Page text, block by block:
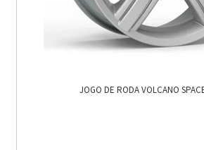
JOGO DE RODA VOLCANO